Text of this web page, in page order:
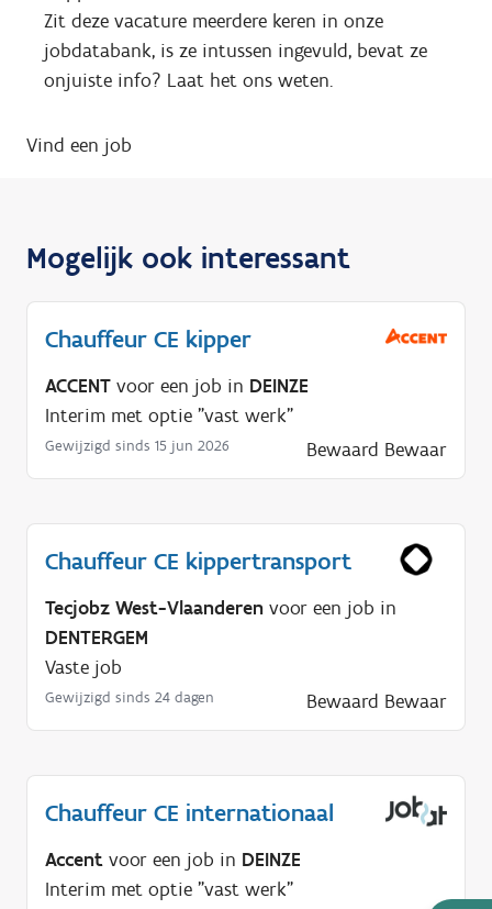
Zit deze vacature meerdere keren in onze
jobdatabank, is ze intussen ingevuld, bevat ze
onjuiste info? Laat het ons weten.
Vind een job
Mogelijk ook interessant
Chauffeur CE kipper
ACCENT voor een job in DEINZE
Interim met optie "vast werk"
Gewijzigd sinds 15 jun 2026 Bewaard Bewaar
Chauffeur CE kippertransport
Tecjobz West-Vlaanderen voor een job in
DENTERGEM
Vaste job
Gewijzigd sinds 24 dagen Bewaard Bewaar
Chauffeur CE internationaal
Accent voor een job in DEINZE
Interim met optie "vast werk"